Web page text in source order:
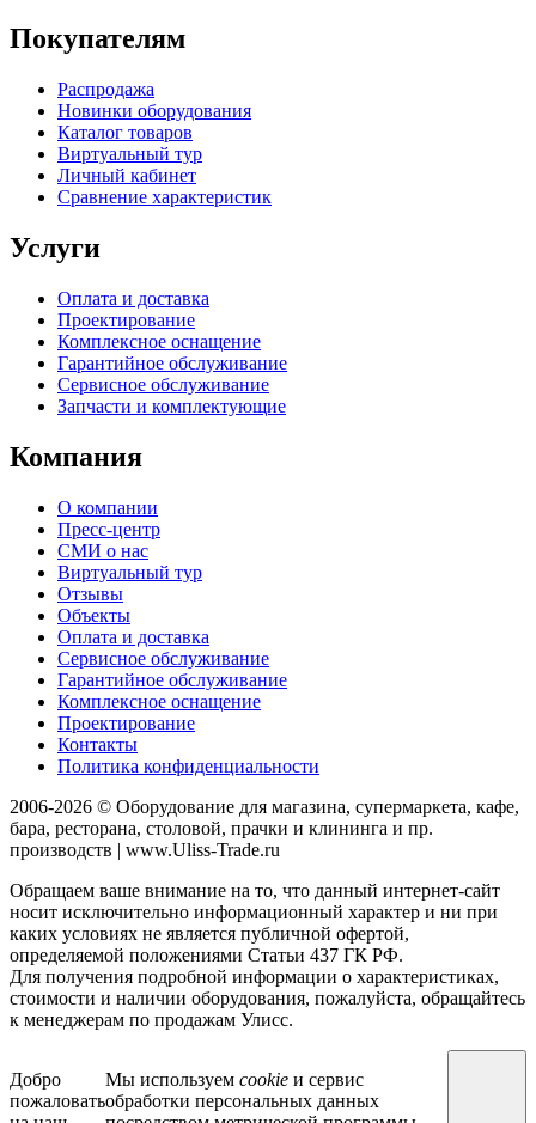
Покупателям
Распродажа
Новинки оборудования
Каталог товаров
Виртуальный тур
Личный кабинет
Сравнение характеристик
Услуги
Оплата и доставка
Проектирование
Комплексное оснащение
Гарантийное обслуживание
Сервисное обслуживание
Запчасти и комплектующие
Компания
О компании
Пресс-центр
СМИ о нас
Виртуальный тур
Отзывы
Объекты
Оплата и доставка
Сервисное обслуживание
Гарантийное обслуживание
Комплексное оснащение
Проектирование
Контакты
Политика конфиденциальности
2006-2026 © Оборудование для магазина, супермаркета, кафе,
бара, ресторана, столовой, прачки и клининга и пр.
производств | www.Uliss-Trade.ru
Обращаем ваше внимание на то, что данный интернет-сайт
носит исключительно информационный характер и ни при
каких условиях не является публичной офертой,
определяемой положениями Статьи 437 ГК РФ.
Для получения подробной информации о характеристиках,
стоимости и наличии оборудования, пожалуйста, обращайтесь
к менеджерам по продажам Улисс.
Добро
пожаловать
Мы используем cookie и сервис
обработки персональных данных